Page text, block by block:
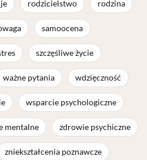
rodzicielstwo rodzina
samoocena
szczęśliwe życie
ważne pytania wdzięczność
wsparcie psychologiczne
mentalne zdrowie psychiczne
zniekształcenia poznawcze